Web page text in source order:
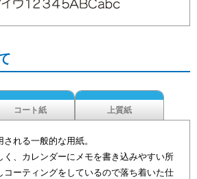
コート紙 上質紙
れる一般的な用紙。
く、カレンダーにメモを書き込みやすい所
コーティングをしているので落ち着いた仕